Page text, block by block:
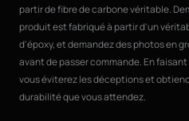
partir de fibre de carbone véritable.
produit est fabriqué à partir d'un
d'époxy, et demandez des photos en
avant de passer commande. En
vous éviterez les déceptions et
durabilité que vous attendez.